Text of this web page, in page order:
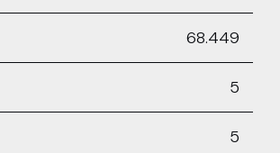
68.449
5
5